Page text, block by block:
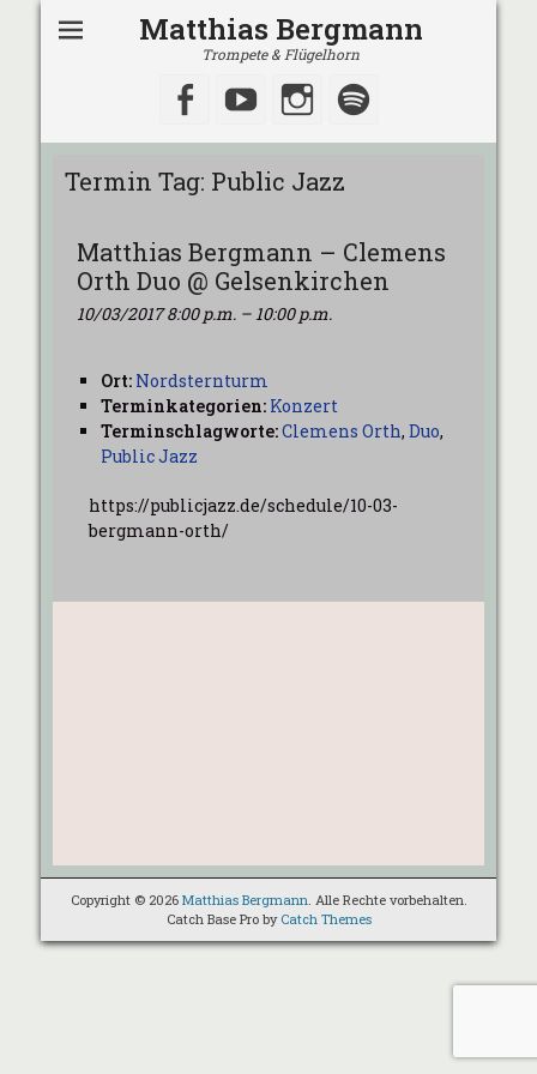
Matthias Bergmann
Trompete & Flügelhorn
Facebook
YouTubeInstagram
Termin Tag: Public Jazz
Matthias Bergmann – Clemens
Orth Duo @ Gelsenkirchen
10/03/2017 8:00 p.m. – 10:00 p.m.
Ort: Nordsternturm
Terminkategorien: Konzert
Terminschlagworte:Clemens Orth, Duo,
Public Jazz
https://publicjazz.de/schedule/10-03-
bergmann-orth/
Copyright © 2026 Matthias Bergmann. Alle Rechte vorbehalten.
Catch Base Pro by Catch Themes